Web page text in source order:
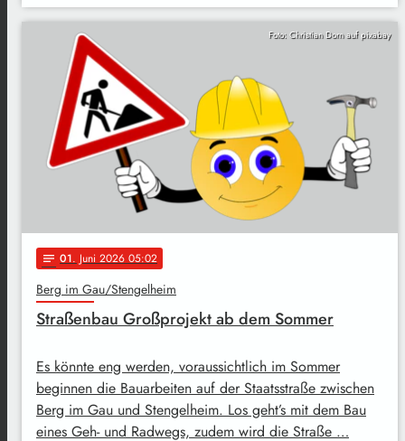
Foto: Christian Dorn auf pixabay
notes 01. Juni 2026 05:02
Berg im Gau/Stengelheim
Straßenbau Großprojekt ab dem Sommer
Es könnte eng werden, voraussichtlich im Sommer
beginnen die Bauarbeiten auf der Staatsstraße zwischen
Berg im Gau und Stengelheim. Los geht’s mit dem Bau
eines Geh- und Radwegs, zudem wird die Straße …